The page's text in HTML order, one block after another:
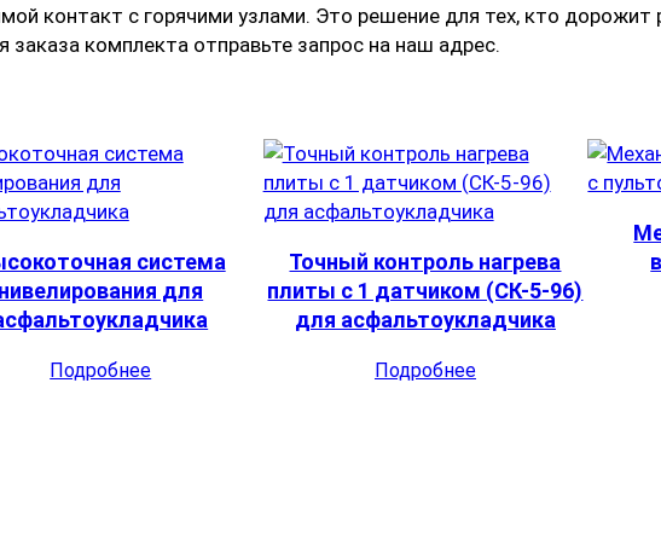
контакт с горячими узлами. Это решение для тех, кто дорожит
комплекта отправьте запрос на наш адрес.
система
нивелирования для
Подробнее
Точный контроль нагрева
плиты с 1 датчиком (СК-5-96)
для асфальтоукладчика
Подробнее